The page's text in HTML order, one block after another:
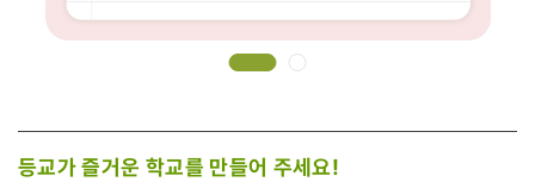
등교가 즐거운 학교를 만들어 주세요!